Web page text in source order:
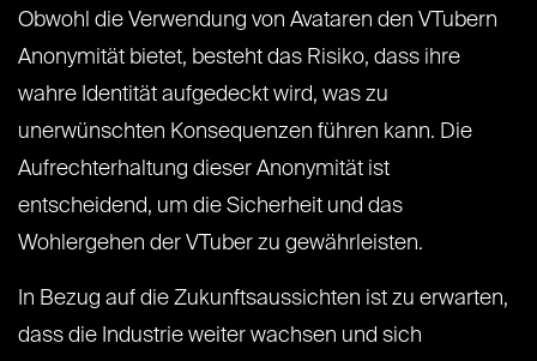
Obwohl die Verwendung von Avataren den VTubern
Anonymität bietet, besteht das Risiko, dass ihre
wahre Identität aufgedeckt wird, was zu
unerwünschten Konsequenzen führen kann. Die
Aufrechterhaltung dieser Anonymität ist
entscheidend, um die Sicherheit und das
Wohlergehen der VTuber zu gewährleisten.
In Bezug auf die Zukunftsaussichten ist zu erwarten,
dass die Industrie weiter wachsen und sich